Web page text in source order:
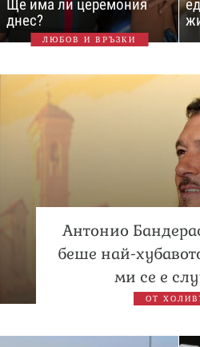
Ще има ли церемония
днес?
ЛЮБОВ И ВРЪЗКИ
Антонио
беше най-
ми се е
ОТ